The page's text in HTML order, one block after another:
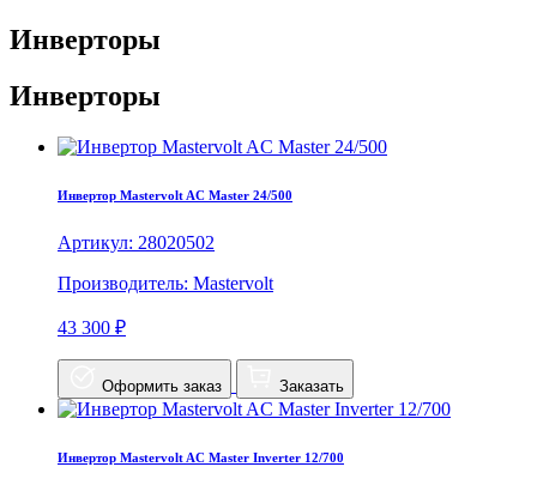
Инверторы
Инверторы
Инвертор Mastervolt AC Master 24/500
Артикул: 28020502
Производитель: Mastervolt
43 300 ₽
Оформить заказ Заказать
Инвертор Mastervolt AC Master Inverter 12/700